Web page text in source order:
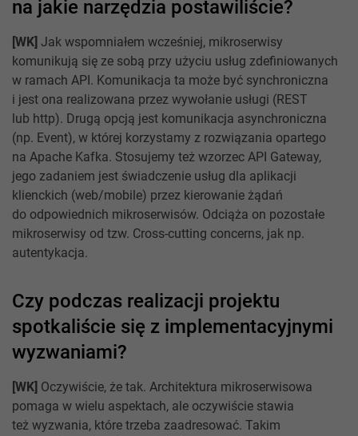
na jakie narzędzia postawiliście?
[WK] Jak wspomniałem wcześniej, mikroserwisy
komunikują się ze sobą przy użyciu usług zdefiniowanych
w ramach API. Komunikacja ta może być synchroniczna
i jest ona realizowana przez wywołanie usługi (REST
lub http). Drugą opcją jest komunikacja asynchroniczna
(np. Event), w której korzystamy z rozwiązania opartego
na Apache Kafka. Stosujemy też wzorzec API Gateway,
jego zadaniem jest świadczenie usług dla aplikacji
klienckich (web/mobile) przez kierowanie żądań
do odpowiednich mikroserwisów. Odciąża on pozostałe
mikroserwisy od tzw. Cross-cutting concerns, jak np.
autentykacja.
Czy podczas realizacji projektu
spotkaliście się z implementacyjnymi
wyzwaniami?
[WK] Oczywiście, że tak. Architektura mikroserwisowa
pomaga w wielu aspektach, ale oczywiście stawia
też wyzwania, które trzeba zaadresować. Takim